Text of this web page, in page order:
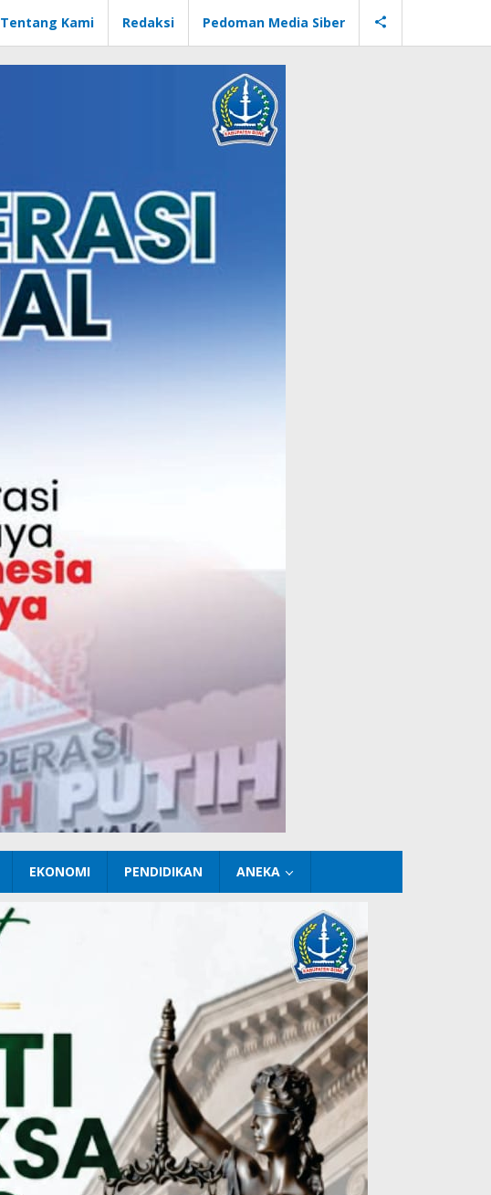
Tentang Kami Redaksi Pedoman Media Siber
EKONOMI PENDIDIKAN ANEKA